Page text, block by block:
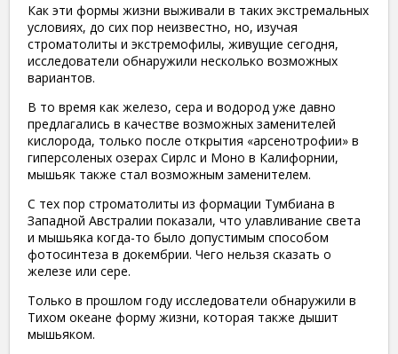
Как эти формы жизни выживали в таких экстремальных
условиях, до сих пор неизвестно, но, изучая
строматолиты и экстремофилы, живущие сегодня,
исследователи обнаружили несколько возможных
вариантов.
В то время как железо, сера и водород уже давно
предлагались в качестве возможных заменителей
кислорода, только после открытия «арсенотрофии» в
гиперсоленых озерах Сирлс и Моно в Калифорнии,
мышьяк также стал возможным заменителем.
С тех пор строматолиты из формации Тумбиана в
Западной Австралии показали, что улавливание света
и мышьяка когда-то было допустимым способом
фотосинтеза в докембрии. Чего нельзя сказать о
железе или сере.
Только в прошлом году исследователи обнаружили в
Тихом океане форму жизни, которая также дышит
мышьяком.